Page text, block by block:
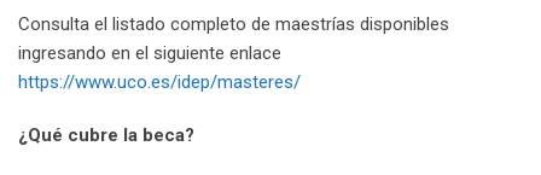
Consulta el listado completo de maestrías disponibles
ingresando en el siguiente enlace
https://www.uco.es/idep/masteres/
¿Qué cubre la beca?